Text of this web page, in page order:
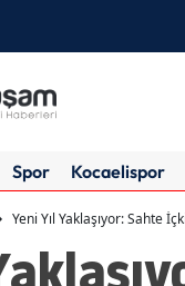
Spor Kocaelispor
Yeni Yıl Yaklaşıyor: Sahte